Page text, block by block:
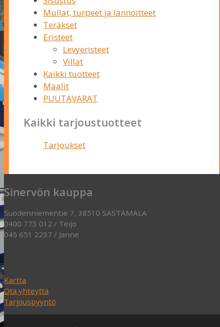
Mullat, turpeet ja lannoitteet
Teräkset
Eristeet
Levyeristeet
Villat
Kaikki tuotteet
Maalit
PUUTAVARAT
Kaikki tarjoustuotteet
Tarjoukset
Sinervön kauppa
Suodenniementie 7, 38510 SASTAMALA
0400 773 012 / Teijo
045 651 2237 / Janne
Kartta
Ota yhteyttä
Tarjouspyyntö